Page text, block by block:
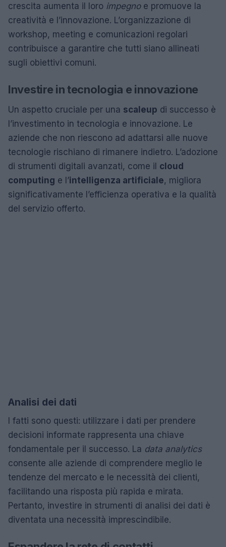
crescita aumenta il loro impegnoe promuove la
creatività e l’innovazione. L’organizzazione di
workshop, meeting e comunicazioni regolari
contribuisce a garantire che tutti siano allineati
sugli obiettivi comuni.
Investire in tecnologia e innovazione
Un aspetto cruciale per una scaleup di successo è
l’investimento in tecnologia e innovazione. Le
aziende che non riescono ad adattarsi alle nuove
tecnologie rischiano di rimanere indietro. L’adozione
di strumenti digitali avanzati, come il cloud
computing e l’intelligenza artificiale, migliora
significativamente l’efficienza operativa e la qualità
del servizio offerto.
Analisi dei dati
I fatti sono questi: utilizzare i dati per prendere
decisioni informate rappresenta una chiave
fondamentale per il successo. La data analytics
consente alle aziende di comprendere meglio le
tendenze del mercato e le necessità dei clienti,
facilitando una risposta più rapida e mirata.
Pertanto, investire in strumenti di analisi dei dati è
diventata una necessità imprescindibile.